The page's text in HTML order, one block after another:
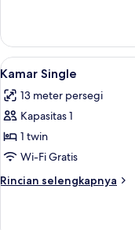
Suite
Deluks
Lihat
semua
foto
untuk
Kamar
Single
4
Kamar Single
13 meter persegi
Kapasitas 1
1 twin
Wi-Fi Gratis
Rincian selengkapnya
Rincian